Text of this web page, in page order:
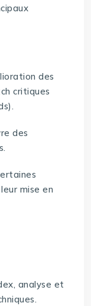
des
critiques
des
mise en
analyse et